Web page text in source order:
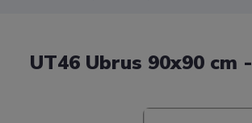
UT46 Ubrus 90x90 cm